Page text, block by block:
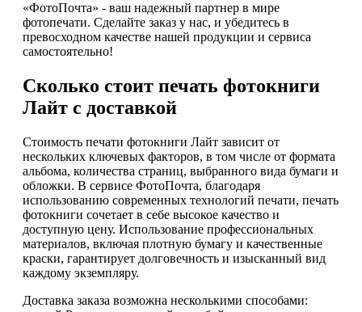
«ФотоПочта» - ваш надежный партнер в мире
фотопечати. Сделайте заказ у нас, и убедитесь в
превосходном качестве нашей продукции и сервиса
самостоятельно!
Сколько стоит печать фотокниги
Лайт с доставкой
Стоимость печати фотокниги Лайт зависит от
нескольких ключевых факторов, в том числе от формата
альбома, количества страниц, выбранного вида бумаги и
обложки. В сервисе ФотоПочта, благодаря
использованию современных технологий печати, печать
фотокниги сочетает в себе высокое качество и
доступную цену. Использование профессиональных
материалов, включая плотную бумагу и качественные
краски, гарантирует долговечность и изысканный вид
каждому экземпляру.
Доставка заказа возможна несколькими способами: